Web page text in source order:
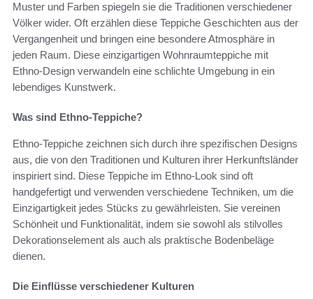
Muster und Farben spiegeln sie die Traditionen verschiedener
Völker wider. Oft erzählen diese Teppiche Geschichten aus der
Vergangenheit und bringen eine besondere Atmosphäre in
jeden Raum. Diese einzigartigen Wohnraumteppiche mit
Ethno-Design verwandeln eine schlichte Umgebung in ein
lebendiges Kunstwerk.
Was sind Ethno-Teppiche?
Ethno-Teppiche zeichnen sich durch ihre spezifischen Designs
aus, die von den Traditionen und Kulturen ihrer Herkunftsländer
inspiriert sind. Diese Teppiche im Ethno-Look sind oft
handgefertigt und verwenden verschiedene Techniken, um die
Einzigartigkeit jedes Stücks zu gewährleisten. Sie vereinen
Schönheit und Funktionalität, indem sie sowohl als stilvolles
Dekorationselement als auch als praktische Bodenbeläge
dienen.
Die Einflüsse verschiedener Kulturen